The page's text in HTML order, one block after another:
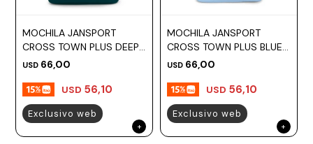
MOCHILA JANSPORT
CROSS TOWN PLUS DEEP
JUNIPER
USD 66,00
USD 56,10
Exclusivo web
MOCHILA JANSPORT
CROSS TOWN PLUS BLUE
DUSK
USD 66,00
USD 56,10
Exclusivo web